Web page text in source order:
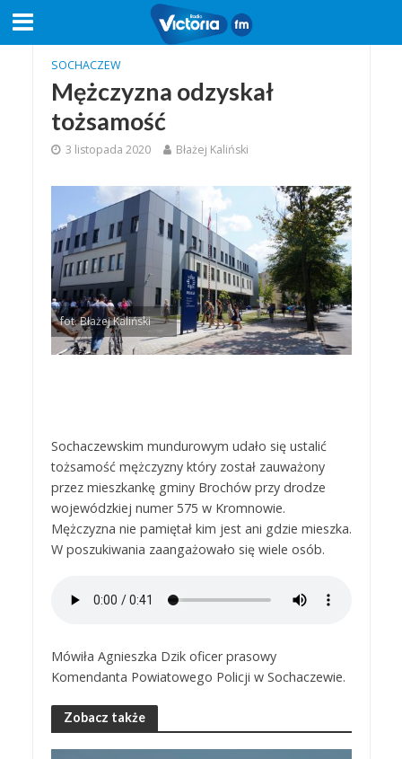
SOCHACZEW
Mężczyzna odzyskał
tożsamość
3 listopada 2020 Błażej Kaliński
fot. Błażej Kaliński
Sochaczewskim mundurowym udało się ustalić
tożsamość mężczyzny który został zauważony
przez mieszkankę gminy Brochów przy drodze
wojewódzkiej numer 575 w Kromnowie.
Mężczyzna nie pamiętał kim jest ani gdzie mieszka.
W poszukiwania zaangażowało się wiele osób.
Mówiła Agnieszka Dzik oficer prasowy
Komendanta Powiatowego Policji w Sochaczewie.
Zobacz także